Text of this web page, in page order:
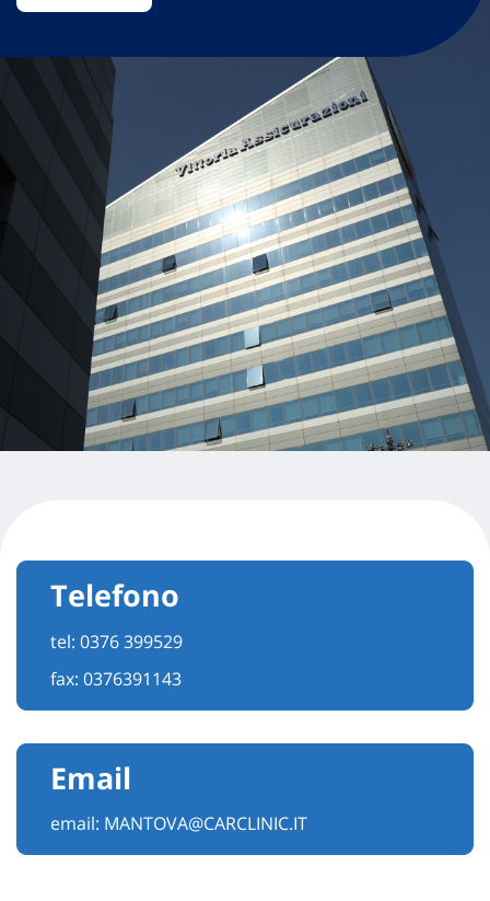
Telefono
tel: 0376 399529
fax: 0376391143
Email
email: MANTOVA@CARCLINIC.IT